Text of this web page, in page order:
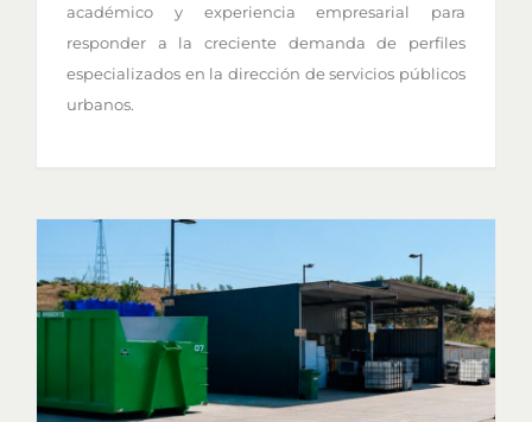
académico y experiencia empresarial para
responder a la creciente demanda de perfiles
especializados en la dirección de servicios públicos
urbanos.